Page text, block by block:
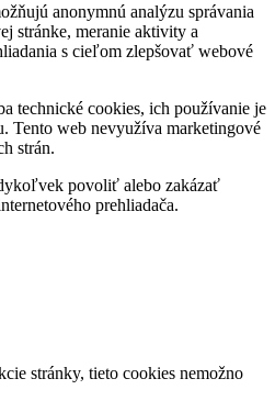
anonymnú analýzu správania
stránke, meranie aktivity a
s cieľom zlepšovať webové
technické cookies, ich používanie je
Tento web nevyužíva marketingové
strán.
povoliť alebo zakázať
prehliadača.
stránky, tieto cookies nemožno